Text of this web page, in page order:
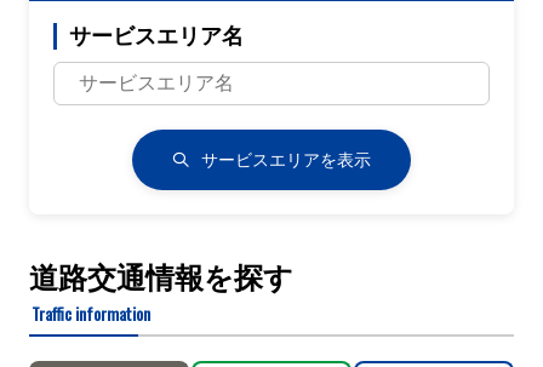
サービスエリア名
サービスエリアを表示
道路交通情報を探す
Traffic information